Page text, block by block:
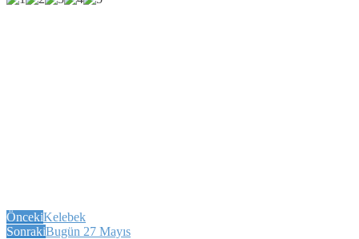
ÖncekiKelebek
SonrakiBugün 27 Mayıs